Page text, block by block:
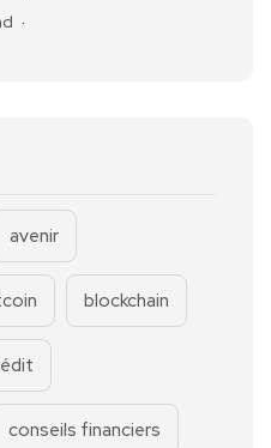
avenir
blockchain
conseils financiers